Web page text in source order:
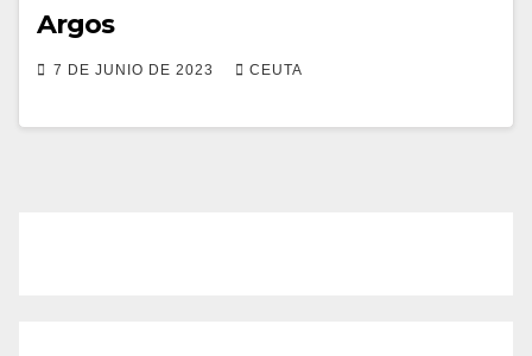
Argos
7 DE JUNIO DE 2023 CEUTA